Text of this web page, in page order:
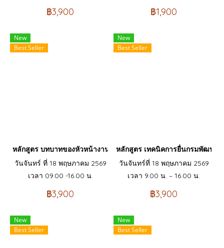
฿3,900 ฿1,900
New
Best Seller
หลักสูตร บทบาทของหัวหน้างาน (Role of Supervisor)
วันจันทร์ ที่ 18 พฤษภาคม 2569
เวลา 09.00 -16.00 น.
฿3,900
New
Best Seller
หลักสูตร เทคนิคการยื่นกรมพัฒนาฝี
วันจันทร์ที่ 18 พฤษภาคม 2569
เวลา 9.00 น. – 16.00 น.
฿3,900
New
Best Seller
New
Best Seller